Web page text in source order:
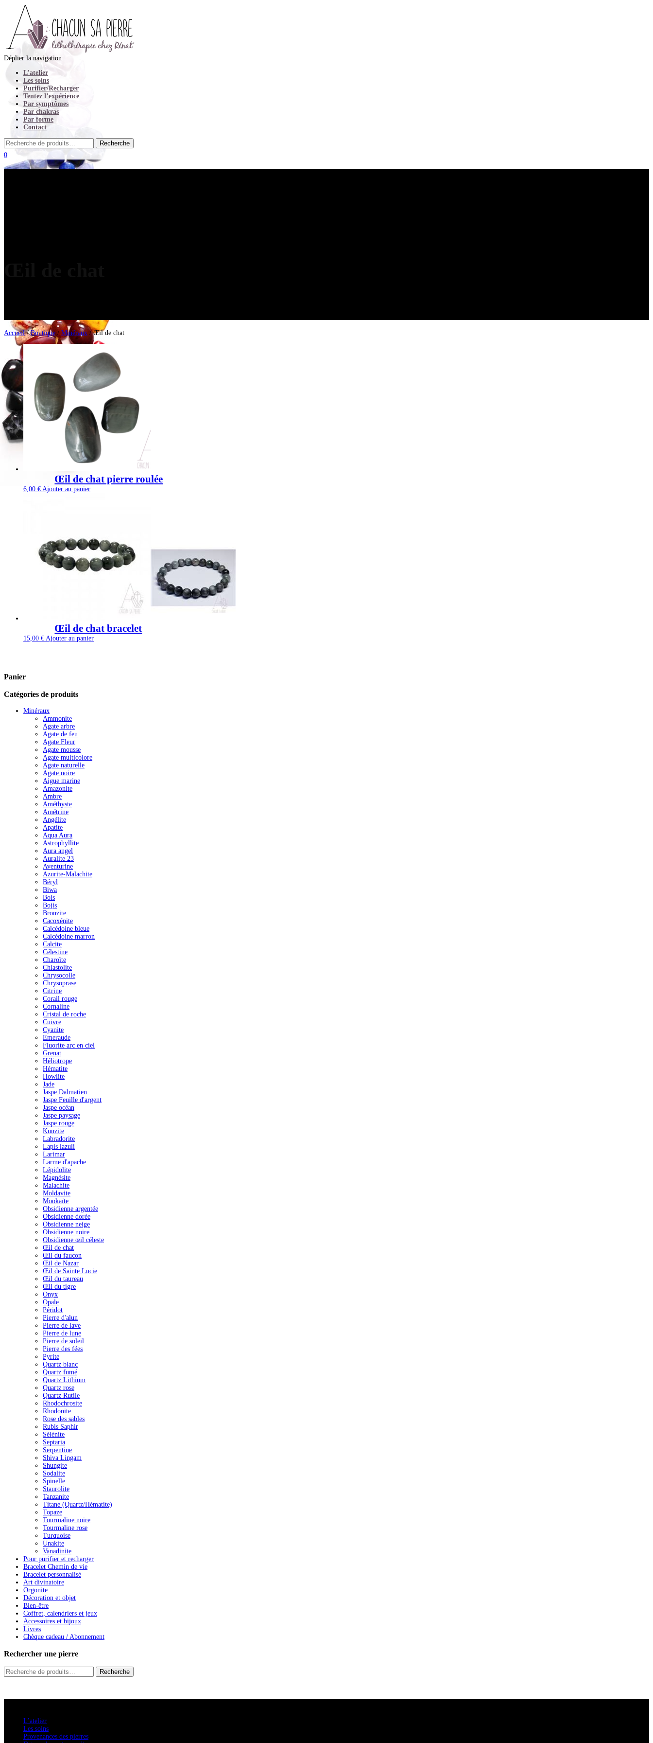
Déplier la navigation
L’atelier
Les soins
Purifier/Recharger
Tentez l’expérience
Par symptômes
Par chakras
Par forme
Contact
0
Accueil/Boutique/ Minéraux / Œil de chat
Œil de chat pierre roulée
6,00 € Ajouter au panier
Œil de chat bracelet
15,00 € Ajouter au panier
Panier
Catégories de produits
Minéraux
Ammonite
Agate arbre
Agate de feu
Agate Fleur
Agate mousse
Agate multicolore
Agate naturelle
Agate noire
Aigue marine
Amazonite
Ambre
Améthyste
Amétrine
Angélite
Apatite
Aqua Aura
Astrophyllite
Aura angel
Auralite 23
Aventurine
Azurite-Malachite
Béryl
Biwa
Bois
Bojis
Bronzite
Cacoxénite
Calcédoine bleue
Calcédoine marron
Calcite
Célestine
Charoïte
Chiastolite
Chrysocolle
Chrysoprase
Citrine
Corail rouge
Cornaline
Cristal de roche
Cuivre
Cyanite
Emeraude
Fluorite arc en ciel
Grenat
Héliotrope
Hématite
Howlite
Jade
Jaspe Dalmatien
Jaspe Feuille d'argent
Jaspe océan
Jaspe paysage
Jaspe rouge
Kunzite
Labradorite
Lapis lazuli
Larimar
Larme d'apache
Lépidolite
Magnésite
Malachite
Moldavite
Mookaïte
Obsidienne argentée
Obsidienne dorée
Obsidienne neige
Obsidienne noire
Obsidienne œil céleste
Œil de chat
Œil du faucon
Œil de Nazar
Œil de Sainte Lucie
Œil du taureau
Œil du tigre
Onyx
Opale
Péridot
Pierre d'alun
Pierre de lave
Pierre de lune
Pierre de soleil
Pierre des fées
Pyrite
Quartz blanc
Quartz fumé
Quartz Lithium
Quartz rose
Quartz Rutile
Rhodochrosite
Rhodonite
Rose des sables
Rubis Saphir
Sélénite
Septaria
Serpentine
Shiva Lingam
Shungite
Sodalite
Spinelle
Staurolite
Tanzanite
Titane (Quartz/Hématite)
Topaze
Tourmaline noire
Tourmaline rose
Turquoise
Unakite
Vanadinite
Pour purifier et recharger
Bracelet Chemin de vie
Bracelet personnalisé
Art divinatoire
Orgonite
Décoration et objet
Bien-être
Coffret, calendriers et jeux
Accessoires et bijoux
Livres
Chèque cadeau / Abonnement
Rechercher une pierre
Recherche
pour :
Recherche
L’atelier
Les soins
Provenances des pierres